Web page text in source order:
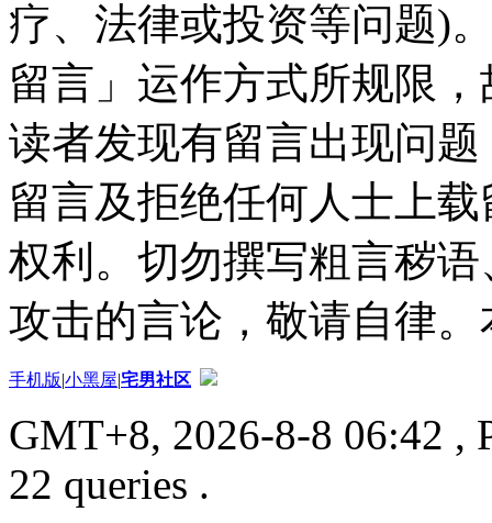
疗、法律或投资等问题)
留言」运作方式所规限
读者发现有留言出现问
留言及拒绝任何人士上
权利。切勿撰写粗言秽
攻击的言论，敬请自律
手机版|小黑屋|宅男社区
GMT+8, 2026-8-8 06:42 ,
22 queries .